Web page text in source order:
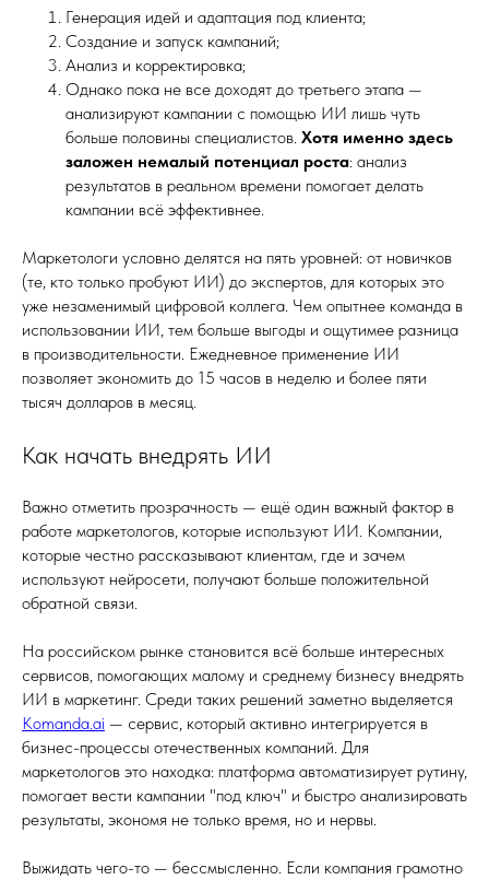
Генерация идей и адаптация под клиента;
Создание и запуск кампаний;
Анализ и корректировка;
Однако пока не все доходят до третьего этапа —
анализируют кампании с помощью ИИ лишь чуть
больше половины специалистов. Хотя именно здесь
заложен немалый потенциал роста: анализ
результатов в реальном времени помогает делать
кампании всё эффективнее.
Маркетологи условно делятся на пять уровней: от новичков
(те, кто только пробуют ИИ) до экспертов, для которых это
уже незаменимый цифровой коллега. Чем опытнее команда в
использовании ИИ, тем больше выгоды и ощутимее разница
в производительности. Ежедневное применение ИИ
позволяет экономить до 15 часов в неделю и более пяти
тысяч долларов в месяц.
Как начать внедрять ИИ
Важно отметить прозрачность — ещё один важный фактор в
работе маркетологов, которые используют ИИ. Компании,
которые честно рассказывают клиентам, где и зачем
используют нейросети, получают больше положительной
обратной связи.
На российском рынке становится всё больше интересных
сервисов, помогающих малому и среднему бизнесу внедрять
ИИ в маркетинг. Среди таких решений заметно выделяется
Komanda.ai — сервис, который активно интегрируется в
бизнес-процессы отечественных компаний. Для
маркетологов это находка: платформа автоматизирует рутину,
помогает вести кампании "под ключ" и быстро анализировать
результаты, экономя не только время, но и нервы.
Выжидать чего-то — бессмысленно. Если компания грамотно